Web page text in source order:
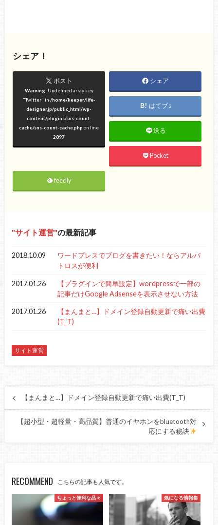
シェア！
ポスト
Warning: Undefined array key
"Twitter" in /home/keeper/life-
designer.jp/public_html/wp-
content/plugins/sns-count-
cache/sns-count-cache.php on line
2897
シェア
はてブ2
送る
Pocket
feedly
サイト運営 の最新記事
2018.10.09
ワードプレスでブログを書きたい！ならアルバ
トロスが便利
2017.01.26
【プラグインで簡単設定】wordpressで一部の
記事だけGoogle Adsenseを表示させない方法
2017.01.26
【まんまと…】ドメイン登録自動更新で痛い出費
(T_T)
サイト運営
【まんまと…】ドメイン登録自動更新で痛い出費(T_T)
【超小型・超軽量・高品質】普通のイヤホンをbluetooth対
応にする秘訣
RECOMMEND こちらの記事も人気です。
ちょっと便利な品々 気になる情報集